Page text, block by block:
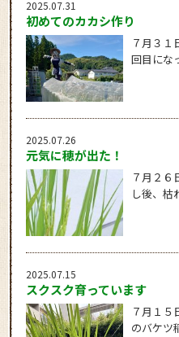
2025.07.31
初めてのカカシ作り
７月３１
回目にな
2025.07.26
元気に穂が出た！
７月２６
し後、枯
2025.07.15
スクスク育っています
７月１５
のバケツ